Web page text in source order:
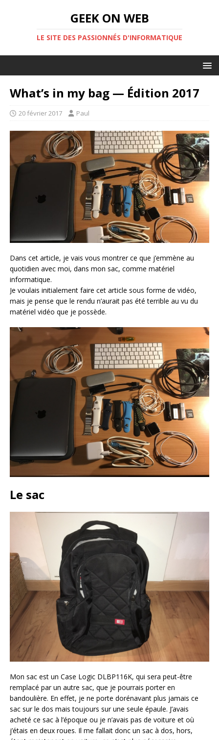
GEEK ON WEB
LE SITE DES PASSIONNÉS D'INFORMATIQUE
What’s in my bag — Édition 2017
20 février 2017 Paul
Dans cet article, je vais vous montrer ce que j’emmène au
quotidien avec moi, dans mon sac, comme matériel
informatique.
Je voulais initialement faire cet article sous forme de vidéo,
mais je pense que le rendu n’aurait pas été terrible au vu du
matériel vidéo que je possède.
Le sac
Mon sac est un Case Logic DLBP116K, qui sera peut-être
remplacé par un autre sac, que je pourrais porter en
bandoulière. En effet, je ne porte dorénavant plus jamais ce
sac sur le dos mais toujours sur une seule épaule. J’avais
acheté ce sac à l’époque ou je n’avais pas de voiture et où
j’étais en deux roues. Il me fallait donc un sac à dos, hors,